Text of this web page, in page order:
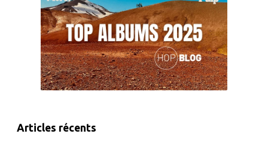
Articles récents